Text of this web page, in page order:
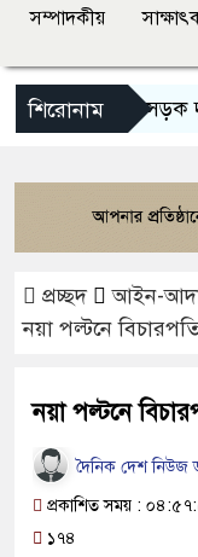
সম্পাদকীয়
শিরোনাম
ভয়াবহ সড়ক
প্রচ্ছদ
আইন-
নয়া পল্টনে
নয়া পল্টনে
দৈনিক দেশ নিউজ
প্রকাশিত সময় :
১৭৪